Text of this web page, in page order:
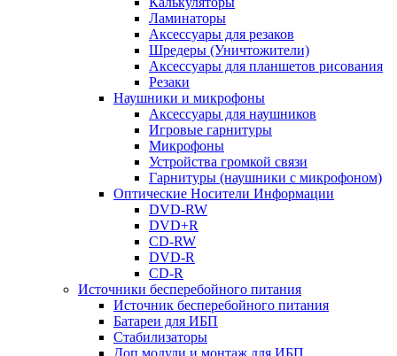
Ламинаторы
Аксессуары для резаков
Шредеры (Уничтожители)
Аксессуары для планшетов рисования
Резаки
Наушники и микрофоны
Аксессуары для наушников
Игровые гарнитуры
Микрофоны
Устройства громкой связи
Гарнитуры (наушники с микрофоном)
Оптические Носители Информации
DVD-RW
DVD+R
CD-RW
DVD-R
CD-R
Источники бесперебойного питания
Источник бесперебойного питания
Батареи для ИБП
Стабилизаторы
Доп.модули и монтаж для ИБП